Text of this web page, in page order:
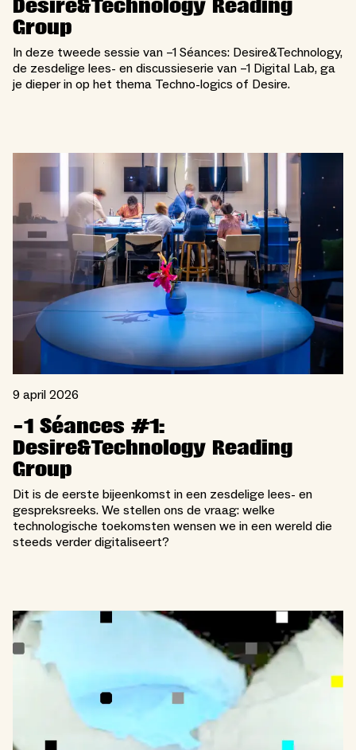
Desire&Technology Reading
Group
In deze tweede sessie van –1 Séances: Desire&Technology,
de zesdelige lees- en discussieserie van –1 Digital Lab, ga
je dieper in op het thema Techno-logics of Desire.
9 april 2026
-1 Séances #1:
Desire&Technology Reading
Group
Dit is de eerste bijeenkomst in een zesdelige lees- en
gespreksreeks. We stellen ons de vraag: welke
technologische toekomsten wensen we in een wereld die
steeds verder digitaliseert?